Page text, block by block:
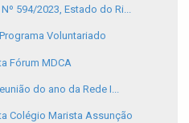
594/2023, Estado do Ri...
Voluntariado
Fórum MDCA
do ano da Rede I...
Colégio Marista Assunção